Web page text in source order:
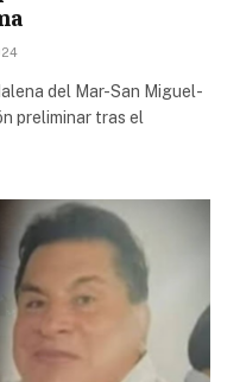
del Mar-San Miguel-
preliminar tras el